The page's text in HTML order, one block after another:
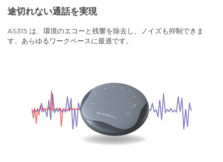
途切れない通話を実現
AS315 は、環境のエコーと残響を除去し、ノイズも抑制できま
す。あらゆるワークペースに最適です。